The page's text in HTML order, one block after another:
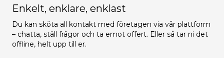
Enkelt, enklare, enklast
Du kan sköta all kontakt med företagen via vår plattform
– chatta, ställ frågor och ta emot offert. Eller så tar ni det
offline, helt upp till er.